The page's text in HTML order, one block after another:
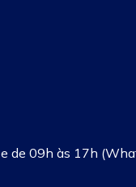
de 09h às 17h